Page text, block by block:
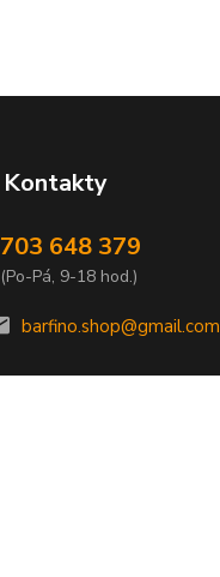
Kontakty
703 648 379
(Po-Pá, 9-18 hod.)
barfino.shop@gmail.com